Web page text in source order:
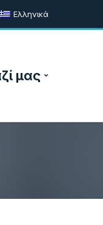
Ελληνικά
μας